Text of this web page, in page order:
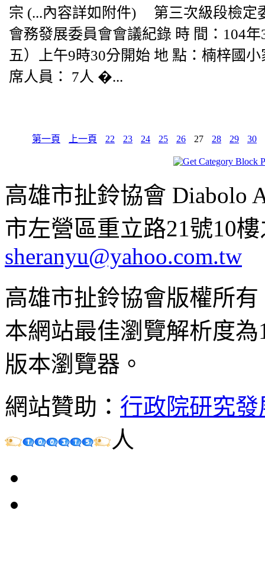
宗 (...內容詳如附件) 第三次級段檢定
會務發展委員會會議紀錄 時 間：104
五）上午9時30分開始 地 點：楠梓國
席人員： 7人 �...
第一頁 上一頁 22 23 24 25 26 27 28 29 30
高雄市扯鈴協會 Diabolo
市左營區重立路21號10
sheranyu@yahoo.com.tw
高雄市扯鈴協會版權所
本網站最佳瀏覽解析度
版本瀏覽器。
網站贊助： 行政院研究
人